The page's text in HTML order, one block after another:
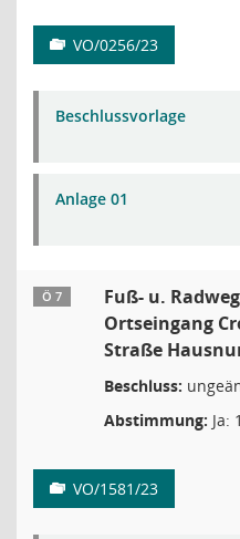
VO/0256/23
Beschlussvorlage
Anlage 01
Ö 7
Fuß- u.
Ortseingang
Straße
Beschluss:
Abstimmung: Ja:
VO/1581/23